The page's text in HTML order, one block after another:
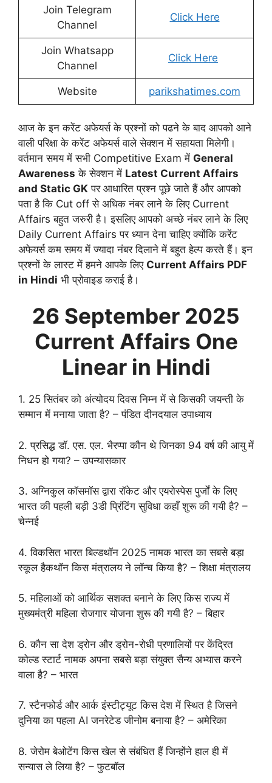
Join Telegram
Channel
Click Here
Join Whatsapp
Channel
Click Here
Website parikshatimes.com
आज के इन करेंट अफेयर्स के प्रश्नों को पढने के बाद आपको आने
वाली परिक्षा के करेंट अफेयर्स वाले सेक्शन में सहायता मिलेगी।
वर्तमान समय में सभी Competitive Exam में General
Awareness के सेक्शन में Latest Current Affairs
and Static GK पर आधारित प्रश्न पूछे जाते हैं और आपको
पता है कि Cut off से अधिक नंबर लाने के लिए Current
Affairs बहुत जरुरी है। इसलिए आपको अच्छे नंबर लाने के लिए
Daily Current Affairs पर ध्यान देना चाहिए क्योंकि करेंट
अफेयर्स कम समय में ज्यादा नंबर दिलाने में बहुत हेल्प करते हैं। इन
प्रश्नों के लास्ट में हमने आपके लिए Current Affairs PDF
in Hindi भी प्रोवाइड कराई है।
26 September 2025
Current Affairs One
Linear in Hindi
1. 25 सितंबर को अंत्योदय दिवस निम्न में से किसकी जयन्ती के
सम्मान में मनाया जाता है? – पंडित दीनदयाल उपाध्याय
2. प्रसिद्ध डॉ. एस. एल. भैरप्पा कौन थे जिनका 94 वर्ष की आयु में
निधन हो गया? – उपन्यासकार
3. अग्निकुल कॉसमॉस द्वारा रॉकेट और एयरोस्पेस पुर्जों के लिए
भारत की पहली बड़ी 3डी प्रिंटिंग सुविधा कहाँ शुरू की गयी है? –
चेन्नई
4. विकसित भारत बिल्डथॉन 2025 नामक भारत का सबसे बड़ा
स्कूल हैकथॉन किस मंत्रालय ने लॉन्च किया है? – शिक्षा मंत्रालय
5. महिलाओं को आर्थिक सशक्त बनाने के लिए किस राज्य में
मुख्यमंत्री महिला रोजगार योजना शुरू की गयी है? – बिहार
6. कौन सा देश ड्रोन और ड्रोन-रोधी प्रणालियों पर केंद्रित
कोल्ड स्टार्ट नामक अपना सबसे बड़ा संयुक्त सैन्य अभ्यास करने
वाला है? – भारत
7. स्टैनफोर्ड और आर्क इंस्टीट्यूट किस देश में स्थित है जिसने
दुनिया का पहला AI जनरेटेड जीनोम बनाया है? – अमेरिका
8. जेरोम बेओटेंग किस खेल से संबंधित हैं जिन्होंने हाल ही में
सन्यास ले लिया है? – फुटबॉल